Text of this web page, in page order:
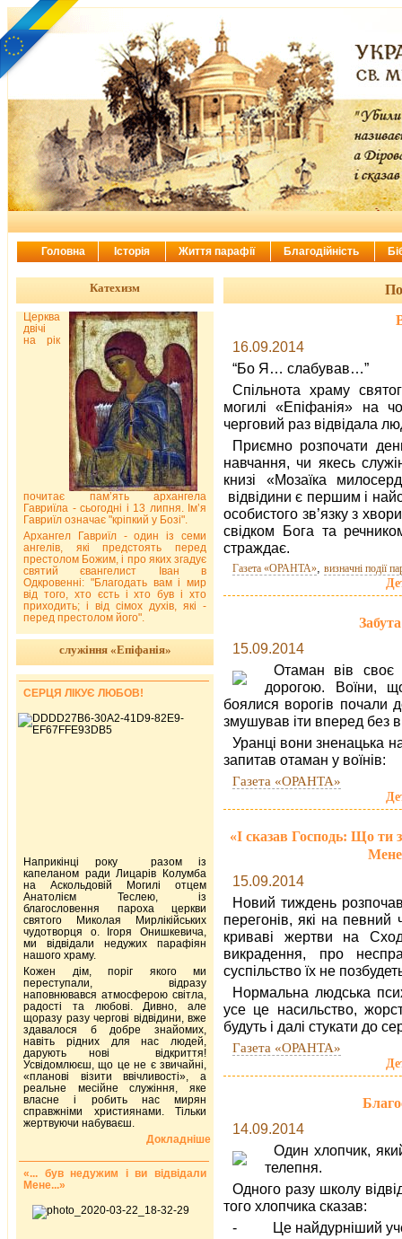
16.09.2014
“Бо Я… слабував…”
Спільнота храму
могилі «Епіфанія» на
черговий раз відвідала
Приємно розпочати
навчання, чи якесь
книзі «Мозаїка
відвідини є першим і
особистого зв’язку з
свідком Бога та
страждає.
Газета «ОРАНТА» визначні події
15.09.2014
Отаман вів своє
дорогою. Воїни,
боялися ворогів почали
змушував іти вперед без
Уранці вони зненацька
запитав отаман у воїнів:
Газета «ОРАНТА»
«І сказав Господь: Що ти
Мене
15.09.2014
Новий тиждень
перегонів, які на певний
криваві жертви на
викрадення, про
суспільство їх не
Нормальна людська
усе це насильство,
будуть і далі стукати до
Газета «ОРАНТА»
14.09.2014
Один хлопчик,
телепня.
Одного разу школу
того хлопчика сказав:
- Це найдурніший
Катехизм
Церква
двічі
на рік
почитає пам’ять архангела
Гавриїла - сьогодні і 13 липня. Ім’я
Гавриїл означає "кріпкий у Бозі".
Архангел Гавриїл - один із семи
ангелів, які предстоять перед
престолом Божим, і про яких згадує
святий євангелист Іван в
Одкровенні: "Благодать вам і мир
від того, хто єсть і хто був і хто
приходить; і від сімох духів, які -
перед престолом його".
служіння «Епіфанія»
СЕРЦЯ ЛІКУЄ ЛЮБОВ!
Наприкінці року разом із
капеланом ради Лицарів Колумба
на Аскольдовій Могилі отцем
Анатолієм Теслею, із
благословення пароха церкви
святого Миколая Мирлікійських
чудотворця о. Ігоря Онишкевича,
ми відвідали недужих парафіян
нашого храму.
Кожен дім, поріг якого ми
переступали, відразу
наповнювався атмосферою світла,
радості та любові. Дивно, але
щоразу разу чергові відвідини, вже
здавалося б добре знайомих,
навіть рідних для нас людей,
дарують нові відкриття!
Усвідомлюєш, що це не є звичайні,
«планові візити ввічливості», а
реальне месійне служіння, яке
власне і робить нас мирян
справжніми християнами. Тільки
жертвуючи набуваєш.
Докладніше
«... був недужим і ви відвідали
Мене...»
Головна Історія Життя парафії Благодійність